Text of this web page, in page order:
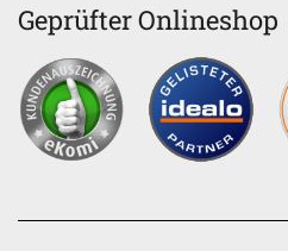
Geprüfter Onlineshop